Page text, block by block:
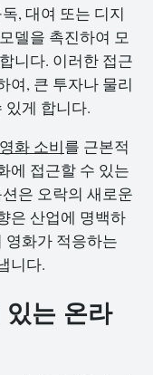
, 대여 또는 디지
델을 촉진하여 모
니다. 이러한 접근
여, 큰 투자나 물리
있게 합니다.
영화 소비를 근본적
에 접근할 수 있는
은 오락의 새로운
은 산업에 명백하
영화가 적응하는
니다.
는 온라